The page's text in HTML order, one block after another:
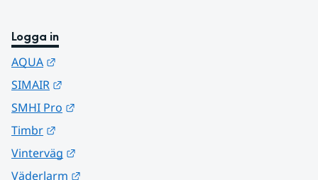
Logga in
AQUA
SIMAIR
SMHI Pro
Timbr
Vinterväg
Väderlarm